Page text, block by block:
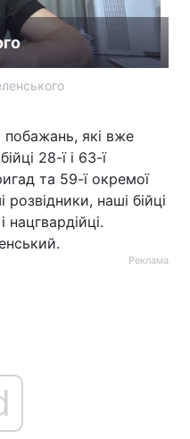
побажань, які вже
28-ї і 63-ї
та 59-ї окремої
наші бійці
нацгвардійці.
Реклама